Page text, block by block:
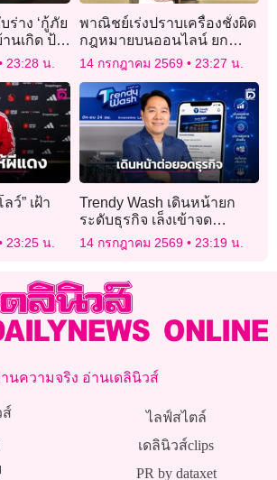
ร่าง ‘กู้ภัย
นเกิด ป้า
นรู้ข่าว
23:28 น.
พาณิชย์เร่งปราบเครื่องชั่งผิด
กฎหมายบนออนไลน์ ยก
ระดับมาตรฐานไทย-จีน
14 กรกฎาคม 2569 23:27 น.
ว์” เฝ้า
23:25 น.
Trendy Wash เดินหน้ายก
ระดับธุรกิจ เล็งเข้าจด
ทะเบียนในตลาดหลักทรัพย์ฯ
14 กรกฎาคม 2569 23:19 น.
นความจริง อ่านเดลินิวส์
ส์
ไลฟ์สไตล์
เดลินิวส์clips
PR by dataxet